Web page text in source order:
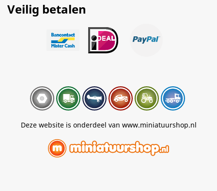
Veilig betalen
Deze website is onderdeel van www.miniatuurshop.nl